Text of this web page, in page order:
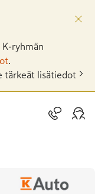
K-ryhmän
tärkeät lisätiedot